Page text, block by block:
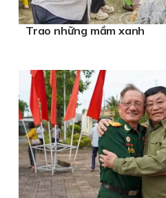
Trao những mầm xanh